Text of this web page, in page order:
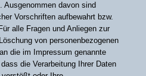
Ausgenommen davon sind
Vorschriften aufbewahrt bzw.
alle Fragen und Anliegen zur
von personenbezogenen
die im Impressum genannte
die Verarbeitung Ihrer Daten